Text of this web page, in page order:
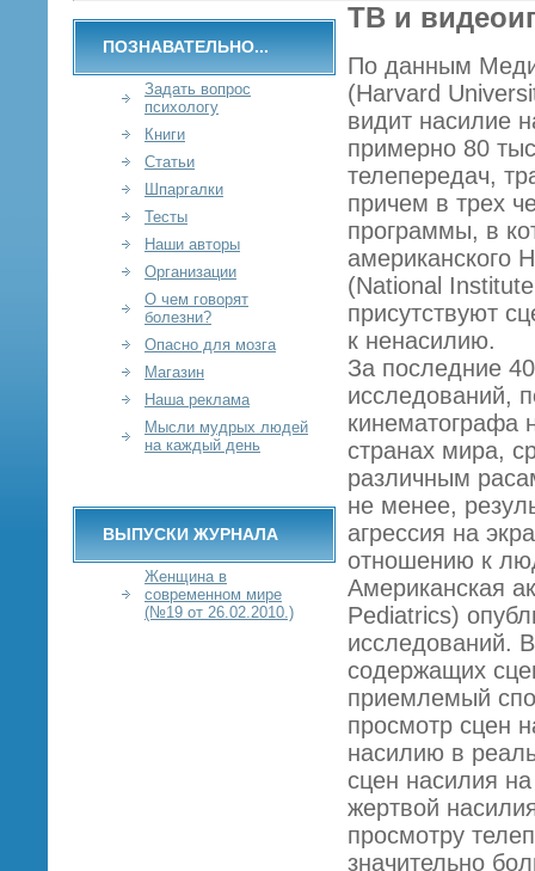
ТВ и
По данным
(Harvard
видит насилие
примерно 80
телепередач,
причем в трех
программы, в
американского
(National
присутствуют
к ненасилию.
За последние
исследований,
кинематографа
странах мира,
различным
не менее,
агрессия на
отношению к
Американская
Pediatrics)
исследований.
содержащих
приемлемый
просмотр сцен
насилию в
сцен насилия
жертвой
просмотру
значительно
ПОЗНАВАТЕЛЬНО...
Задать вопрос
психологу
Книги
Статьи
Шпаргалки
Тесты
Наши авторы
Организации
О чем говорят
болезни?
Опасно для мозга
Магазин
Наша реклама
Мысли мудрых людей
на каждый день
ВЫПУСКИ ЖУРНАЛА
Женщина в
современном мире
(№19 от 26.02.2010.)